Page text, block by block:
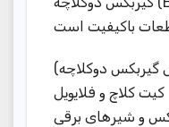
دوکلاچه)
کیت کلاچ و فلایویل
و شیرهای برقی